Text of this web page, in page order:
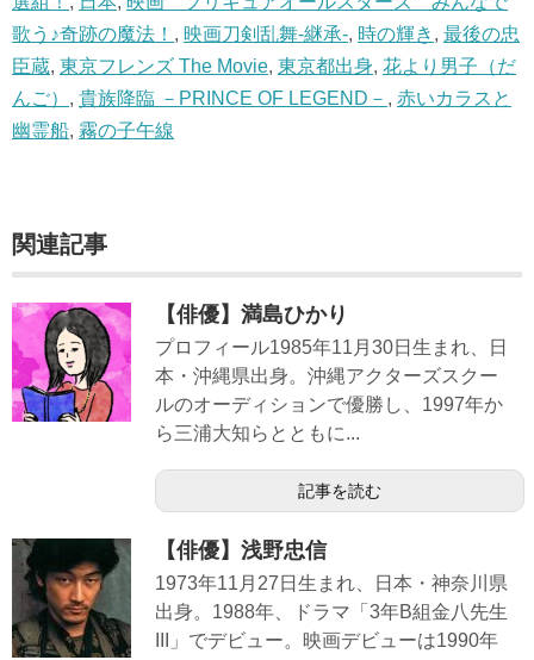
歌う♪奇跡の魔法！ , 映画刀剣乱舞-継承-, 時の輝き , 最後の忠
臣蔵, 東京フレンズ The Movie, 東京都出身, 花より男子（だ
んご） , 貴族降臨 －PRINCE OF LEGEND－ , 赤いカラスと
幽霊船, 霧の子午線
関連記事
【俳優】満島ひかり
プロフィール1985年11月30日生まれ、日
本・沖縄県出身。沖縄アクターズスクー
ルのオーディションで優勝し、1997年か
ら三浦大知らとともに...
記事を読む
【俳優】浅野忠信
1973年11月27日生まれ、日本・神奈川県
出身。1988年、ドラマ「3年B組金八先生
III」でデビュー。映画デビューは1990年